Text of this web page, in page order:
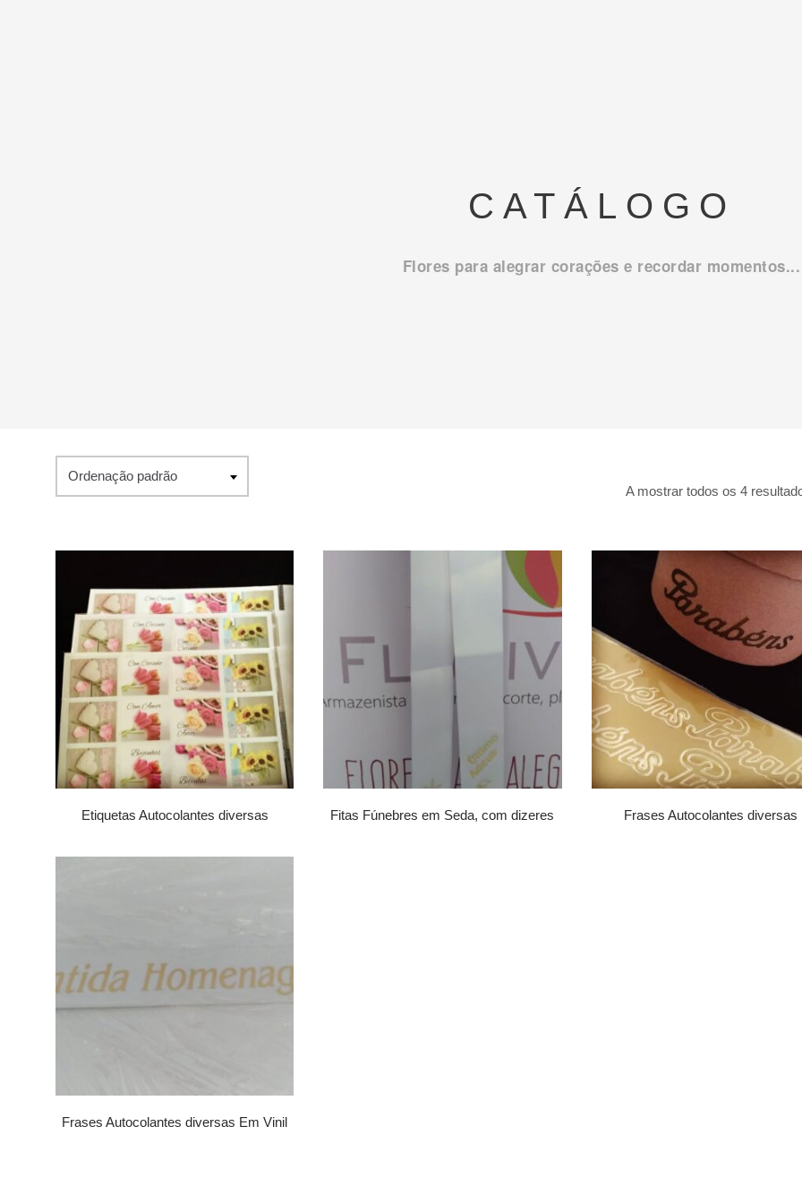
CATÁLOGO
Flores para alegrar corações e recordar momentos...
A mostrar todos os 4
Ordenação padrão
Etiquetas Autocolantes diversas Fitas Fúnebres em Seda, com dizeres Frases Autocolantes diversas
Frases Autocolantes diversas Em Vinil